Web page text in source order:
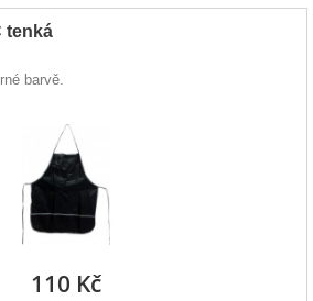
tenká
barvě.
110 Kč